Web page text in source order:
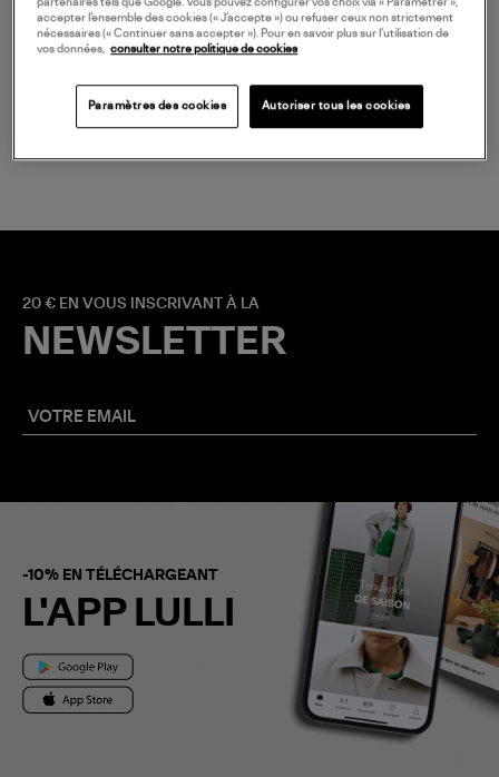
LIVRAISON GRATUITE
20 € EN VOUS INSCRIVANT À LA
NEWSLETTER
-10% EN TÉLÉCHARGEANT
L'APP LULLI
partenaires tels que Google. Vous pouvez configurer vos choix via « Paramétrer »,
accepter l’ensemble des cookies (« J’accepte ») ou refuser ceux non strictement
nécessaires (« Continuer sans accepter »). Pour en savoir plus sur l’utilisation de
vos données, consulter notre politique de cookies
Paramètres des cookies Autoriser tous les cookies